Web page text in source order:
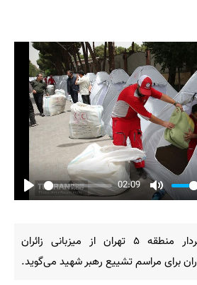
Play
02:09
Mute
محمدرضا پوریافر، شهردار منطقه ۵ تهران از میزبانی زائران
برای مراسم تشییع رهبر شهید می‌گوید.